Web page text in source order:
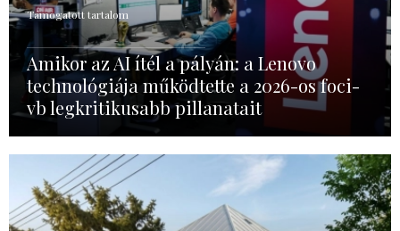
Támogatott tartalom
Amikor az AI ítél a pályán: a Lenovo
technológiája működtette a 2026-os foci-
vb legkritikusabb pillanatait